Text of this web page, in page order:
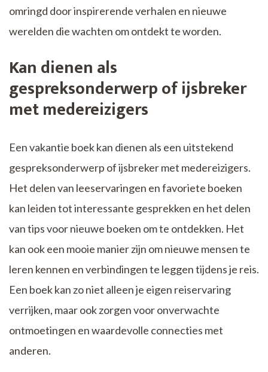
omringd door inspirerende verhalen en nieuwe
werelden die wachten om ontdekt te worden.
Kan dienen als
gespreksonderwerp of ijsbreker
met medereizigers
Een vakantie boek kan dienen als een uitstekend
gespreksonderwerp of ijsbreker met medereizigers.
Het delen van leeservaringen en favoriete boeken
kan leiden tot interessante gesprekken en het delen
van tips voor nieuwe boeken om te ontdekken. Het
kan ook een mooie manier zijn om nieuwe mensen te
leren kennen en verbindingen te leggen tijdens je reis.
Een boek kan zo niet alleen je eigen reiservaring
verrijken, maar ook zorgen voor onverwachte
ontmoetingen en waardevolle connecties met
anderen.